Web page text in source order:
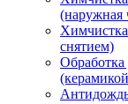
(наружная
снятием)
Обработка